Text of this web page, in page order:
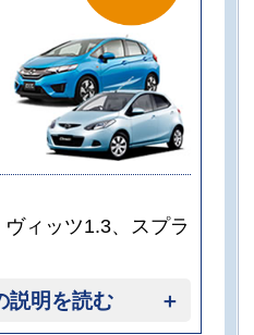
ィッツ1.3、スプラ
説明を読む